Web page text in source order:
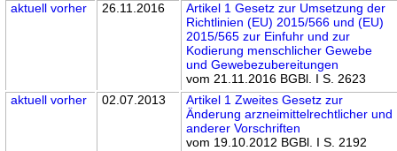
aktuell vorher 26.11.2016
Artikel 1 Gesetz zur Umsetzung der
Richtlinien (EU) 2015/566 und (EU)
2015/565 zur Einfuhr und zur
Kodierung menschlicher Gewebe
und Gewebezubereitungen
vom 21.11.2016 BGBl. I S. 2623
aktuell vorher 02.07.2013
Artikel 1 Zweites Gesetz zur
Änderung arzneimittelrechtlicher und
anderer Vorschriften
vom 19.10.2012 BGBl. I S. 2192